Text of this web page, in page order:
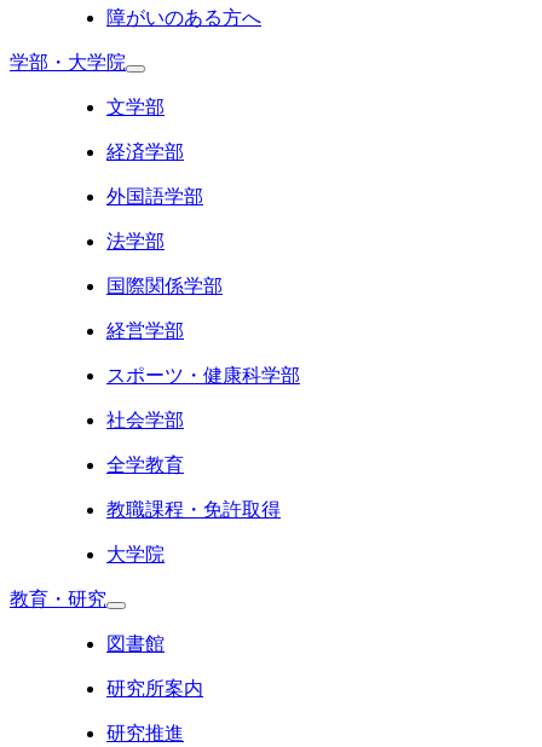
障がいのある方へ
学部・大学院
文学部
経済学部
外国語学部
法学部
国際関係学部
経営学部
スポーツ・健康科学部
社会学部
全学教育
教職課程・免許取得
大学院
教育・研究
図書館
研究所案内
研究推進